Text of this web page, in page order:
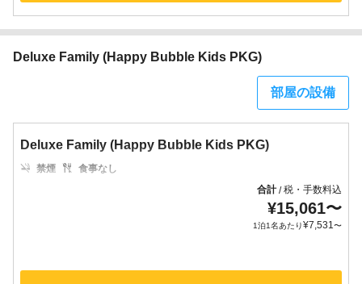
Deluxe Family (Happy Bubble Kids PKG)
部屋の設備
Deluxe Family (Happy Bubble Kids PKG)
禁煙
食事なし
合計/税・手数料込
¥15,061〜
1泊1名あたり¥7,531〜